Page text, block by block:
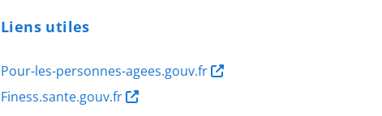
Liens utiles
Pour-les-personnes-agees.gouv.fr
Finess.sante.gouv.fr